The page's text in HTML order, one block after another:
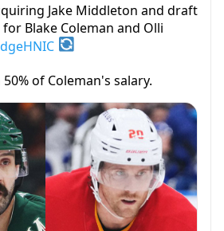
Jake Middleton and draft
Blake Coleman and Olli
of Coleman's salary.